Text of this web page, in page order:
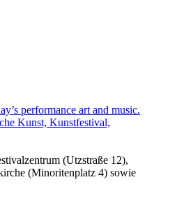
performance art and music.
Kunst, Kunstfestival,
(Utzstraße 12),
(Minoritenplatz 4) sowie